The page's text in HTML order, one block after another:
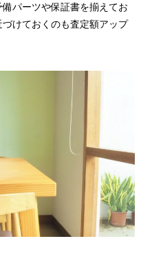
パーツや保証書を揃えてお
けておくのも査定額アップ